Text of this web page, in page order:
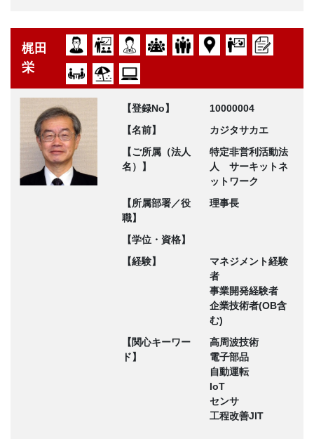
梶田
栄
【登録No】
10000004
【名前】
カジタサカエ
【ご所属（法人
名）】
特定非営利活動法
人 サーキットネ
ットワーク
【所属部署／役
職】
理事長
【学位・資格】
【経験】
マネジメント経験
者
事業開発経験者
企業技術者(OB含
む)
【関心キーワー
ド】
高周波技術
電子部品
自動運転
IoT
センサ
工程改善JIT